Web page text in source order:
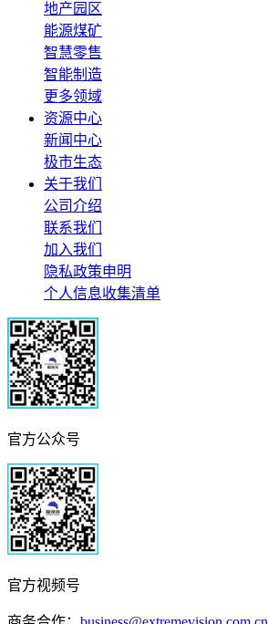
地产园区
能源煤矿
智慧零售
智能制造
更多领域
资源中心
新闻中心
极市生态
关于我们
公司介绍
联系我们
加入我们
隐私政策申明
个人信息收集清单
官方公众号
官方视频号